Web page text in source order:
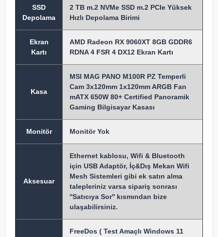
SSD
Depolama
2 TB m.2 NVMe SSD m.2 PCIe Yüksek
Hızlı Depolama Birimi
Ekran
Kartı
AMD Radeon RX 9060XT 8GB GDDR6
RDNA 4 FSR 4 DX12 Ekran Kartı
Kasa
MSI MAG PANO M100R PZ Temperli
Cam 3x120mm 1x120mm ARGB Fan
mATX 650W 80+ Certified Panoramik
Gaming Bilgisayar Kasası
Monitör Monitör Yok
Aksesuar
Ethernet kablosu, Wifi & Bluetooth
için USB Adaptör, İç&Dış Mekan Wifi
Mesh Sistemleri gibi ek satın alma
talepleriniz varsa sipariş sonrası
''Satıcıya Sor'' kısmından bize
ulaşabilirsiniz.
FreeDos ( Test Amaçlı Windows 11